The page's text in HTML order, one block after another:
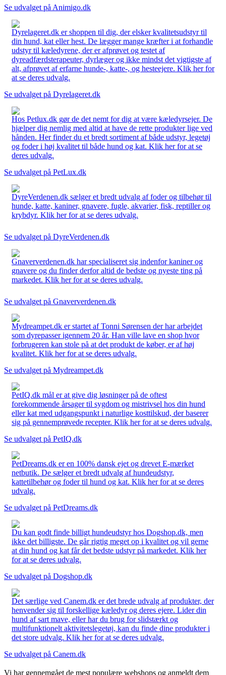
Se udvalget på Animigo.dk
Dyrelageret.dk er shoppen til dig, der elsker kvalitetsudstyr til
din hund, kat eller hest. De lægger mange kræfter i at forhandle
udstyr til kæledyrene, der er afprøvet og testet af
dyreadfærdsterapeuter, dyrlæger og ikke mindst det vigtigste af
alt, afprøvet af erfarne hunde-, katte-, og hesteejere. Klik her for
at se deres udvalg.
Se udvalget på Dyrelageret.dk
Hos Petlux.dk gør de det nemt for dig at være kæledyrsejer. De
hjælper dig nemlig med altid at have de rette produkter lige ved
hånden. Her finder du et bredt sortiment af både udstyr, legetøj
og foder i høj kvalitet til både hund og kat. Klik her for at se
deres udvalg.
Se udvalget på PetLux.dk
DyreVerdenen.dk sælger et bredt udvalg af foder og tilbehør til
hunde, katte, kaniner, gnavere, fugle, akvarier, fisk, reptiller og
krybdyr. Klik her for at se deres udvalg.
Se udvalget på DyreVerdenen.dk
Gnaververdenen.dk har specialiseret sig indenfor kaniner og
gnavere og du finder derfor altid de bedste og nyeste ting på
markedet. Klik her for at se deres udvalg.
Se udvalget på Gnaververdenen.dk
Mydreampet.dk er startet af Tonni Sørensen der har arbejdet
som dyrepasser igennem 20 år. Han ville lave en shop hvor
forbrugeren kan stole på at det produkt de køber, er af høj
kvalitet. Klik her for at se deres udvalg.
Se udvalget på Mydreampet.dk
PetIQ.dk mål er at give dig løsninger på de oftest
forekommende årsager til sygdom og mistrivsel hos din hund
eller kat med udgangspunkt i naturlige kosttilskud, der baserer
sig på gennemprøvede recepter. Klik her for at se deres udvalg.
Se udvalget på PetIQ.dk
PetDreams.dk er en 100% dansk ejet og drevet E-mærket
netbutik. De sælger et bredt udvalg af hundeudstyr,
kattetilbehør og foder til hund og kat. Klik her for at se deres
udvalg.
Se udvalget på PetDreams.dk
Du kan godt finde billigt hundeudstyr hos Dogshop.dk, men
ikke det billigste. De går rigtig meget op i kvalitet og vil gerne
at din hund og kat får det bedste udstyr på markedet. Klik her
for at se deres udvalg.
Se udvalget på Dogshop.dk
Det særlige ved Canem.dk er det brede udvalg af produkter, der
henvender sig til forskellige kæledyr og deres ejere. Lider din
hund af sart mave, eller har du brug for slidstærkt og
multifunktionelt aktivitetslegetøj, kan du finde dine produkter i
det store udvalg. Klik her for at se deres udvalg.
Se udvalget på Canem.dk
Vi har gennemgået de mest populære webshops og anmeldt dem